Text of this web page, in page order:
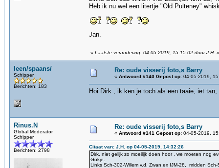
Heb ik nu wel een litertje "Old Pulteney"
Jan.
« Laatste verandering: 04-05-2019, 15:15:02 door J.H. »
leen/spaans/
Schipper
Berichten: 183
Re: oude visserij foto,s Barry
« Antwoord #140 Gepost op: 04-05-2019,
Hoi Dirk , ik ken je toch als een taaie, iet
Rinus.N
Global Moderator
Schipper
Berichten: 2798
Re: oude visserij foto,s Barry
« Antwoord #141 Gepost op: 04-05-2019,
Citaat van: J.H. op 04-05-2019, 14:32:26
Dirk, niet gelijk zo moeilijk doen hoor , we moeten nog
Gokje.
Links Sch-302-Willem v.d. Zwan,ex IJM-28, midden